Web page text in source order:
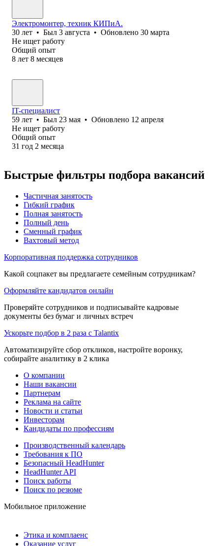
Электромонтер, техник КИПиА.
30 лет • Был 3 августа • Обновлено 30 марта
Не ищет работу
Общий опыт
8 лет 8 месяцев
IT-специалист
59 лет • Был 23 мая • Обновлено 12 апреля
Не ищет работу
Общий опыт
31 год 2 месяца
Быстрые фильтры подбора вакансий
Частичная занятость
Гибкий график
Полная занятость
Полный день
Сменный график
Вахтовый метод
Корпоративная поддержка сотрудников
Какой соцпакет вы предлагаете семейным сотрудникам?
Оформляйте кандидатов онлайн
Проверяйте сотрудников и подписывайте кадровые
документы без бумаг и личных встреч
Ускорьте подбор в 2 раза с Talantix
Автоматизируйте сбор откликов, настройте воронку,
собирайте аналитику в 2 клика
О компании
Наши вакансии
Партнерам
Реклама на сайте
Новости и статьи
Инвесторам
Кандидаты по профессиям
Производственный календарь
Требования к ПО
Безопасный HeadHunter
HeadHunter API
Поиск работы
Поиск по резюме
Мобильное приложение
Этика и комплаенс
Оказание услуг